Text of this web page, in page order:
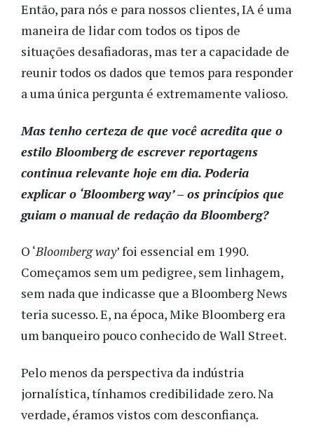
Então, para nós e para nossos clientes, IA é uma
maneira de lidar com todos os tipos de
situações desafiadoras, mas ter a capacidade de
reunir todos os dados que temos para responder
a uma única pergunta é extremamente valioso.
Mas tenho certeza de que você acredita que o
estilo Bloomberg de escrever reportagens
continua relevante hoje em dia. Poderia
explicar o ‘Bloomberg way’ – os princípios que
guiam o manual de redação da Bloomberg?
O ‘Bloomberg way’ foi essencial em 1990.
Começamos sem um pedigree, sem linhagem,
sem nada que indicasse que a Bloomberg News
teria sucesso. E, na época, Mike Bloomberg era
um banqueiro pouco conhecido de Wall Street.
Pelo menos da perspectiva da indústria
jornalística, tínhamos credibilidade zero. Na
verdade, éramos vistos com desconfiança.